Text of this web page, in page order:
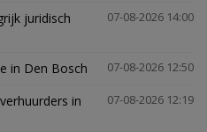
07-08-2026 14:00
juridisch
07-08-2026 12:50
in Den Bosch
07-08-2026 12:19
in